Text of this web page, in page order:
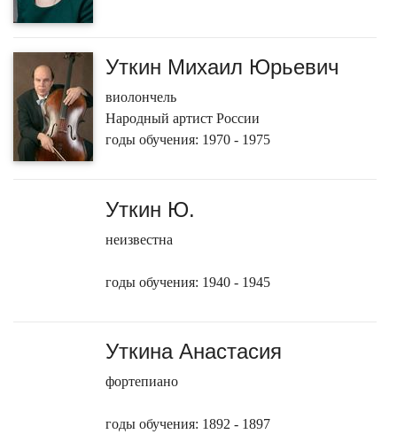
Уткин Михаил Юрьевич
виолончель
Народный артист России
годы обучения: 1970 - 1975
Уткин Ю.
неизвестна
годы обучения: 1940 - 1945
Уткина Анастасия
фортепиано
годы обучения: 1892 - 1897